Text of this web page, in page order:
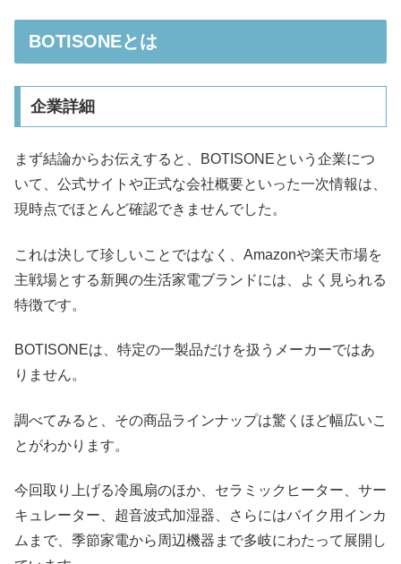
BOTISONEとは
企業詳細
まず結論からお伝えすると、BOTISONEという企業につ
いて、公式サイトや正式な会社概要といった一次情報は、
現時点でほとんど確認できませんでした。
これは決して珍しいことではなく、Amazonや楽天市場を
主戦場とする新興の生活家電ブランドには、よく見られる
特徴です。
BOTISONEは、特定の一製品だけを扱うメーカーではあ
りません。
調べてみると、その商品ラインナップは驚くほど幅広いこ
とがわかります。
今回取り上げる冷風扇のほか、セラミックヒーター、サー
キュレーター、超音波式加湿器、さらにはバイク用インカ
ムまで、季節家電から周辺機器まで多岐にわたって展開し